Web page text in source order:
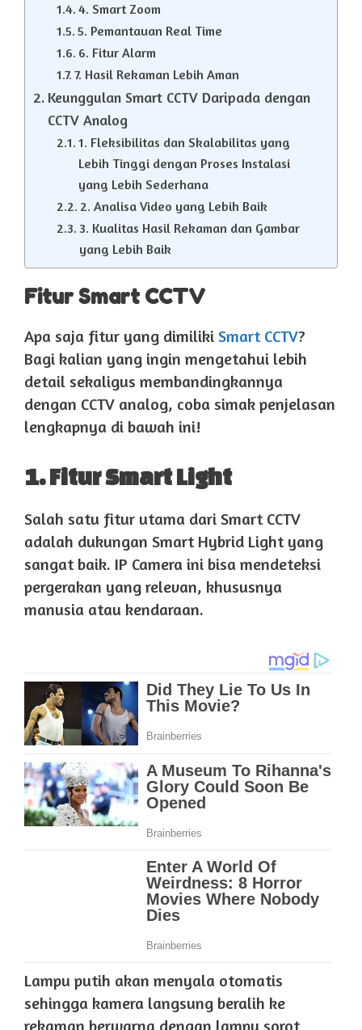
4. Smart Zoom
5. Pemantauan Real Time
6. Fitur Alarm
7. Hasil Rekaman Lebih Aman
Keunggulan Smart CCTV Daripada dengan
CCTV Analog
1. Fleksibilitas dan Skalabilitas yang
Lebih Tinggi dengan Proses Instalasi
yang Lebih Sederhana
2. Analisa Video yang Lebih Baik
3. Kualitas Hasil Rekaman dan Gambar
yang Lebih Baik
Fitur Smart CCTV
Apa saja fitur yang dimiliki Smart CCTV?
Bagi kalian yang ingin mengetahui lebih
detail sekaligus membandingkannya
dengan CCTV analog, coba simak penjelasan
lengkapnya di bawah ini!
1. Fitur Smart Light
Salah satu fitur utama dari Smart CCTV
adalah dukungan Smart Hybrid Light yang
sangat baik. IP Camera ini bisa mendeteksi
pergerakan yang relevan, khususnya
manusia atau kendaraan.
Lampu putih akan menyala otomatis
sehingga kamera langsung beralih ke
rekaman berwarna dengan lampu sorot